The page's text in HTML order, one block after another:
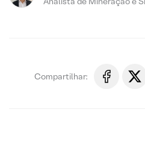
Compartilhar: